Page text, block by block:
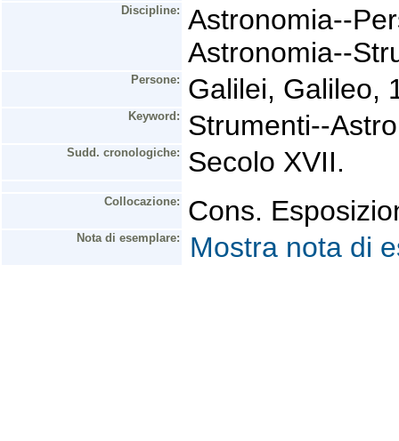
Discipline:
Astronomia--
Astronomia--
Persone: Galilei, Galileo,
Keyword: Strumenti--
Sudd. cronologiche: Secolo XVII.
Collocazione: Cons.
Nota di esemplare: Mostra nota di